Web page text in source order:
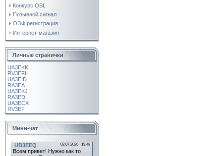
Конкурс QSL
Позывной сигнал
ОЭФ регистрация
Интернет-магазин
Личные странички
UA3EKK
RV3EFH
UA3EID
RA3EA
UA3EKJ
RA3ED
UA3ECX
RV3EF
Мини-чат